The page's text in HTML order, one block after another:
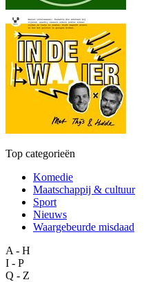
Top categorieën
Komedie
Maatschappij & cultuur
Sport
Nieuws
Waargebeurde misdaad
A - H
I - P
Q - Z